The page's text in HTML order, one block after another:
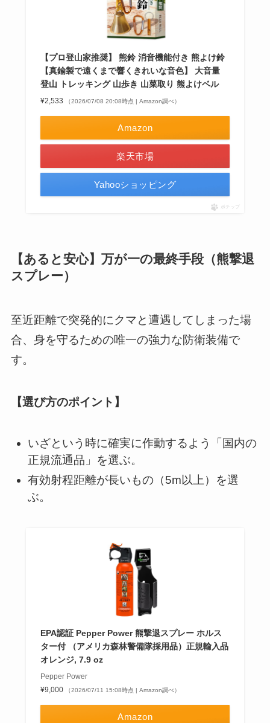
【プロ登山家推奨】 熊鈴 消音機能付き 熊よけ鈴
【真鍮製で遠くまで響くきれいな音色】 大音量
登山 トレッキング 山歩き 山菜取り 熊よけベル
¥2,533 （2026/07/08 20:08時点 | Amazon調べ）
Amazon
楽天市場
Yahooショッピング
ポチップ
【あると安心】万が一の最終手段（熊撃退
スプレー）
至近距離で突発的にクマと遭遇してしまった場
合、身を守るための唯一の強力な防衛装備で
す。
【選び方のポイント】
いざという時に確実に作動するよう「国内の
正規流通品」を選ぶ。
有効射程距離が長いもの（5m以上）を選
ぶ。
EPA認証 Pepper Power 熊撃退スプレー ホルス
ター付 （アメリカ森林警備隊採用品）正規輸入品
オレンジ, 7.9 oz
Pepper Power
¥9,000
（2026/07/11 15:08時点 | Amazon調べ）
Amazon